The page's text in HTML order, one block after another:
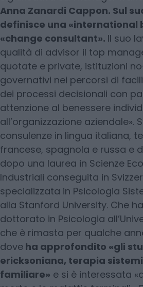
Anna Zanardi Cappon. Sul
definisce una «international
«change consultant». Il suo
qualità di advisor il top
quotate e private, istituzioni
governativi nei percorsi di
dei processi decisionali con
attenzione al benessere
all’organizzazione aziendale».
consulenze in lingua italiana,
francese, spagnola e russa e
dopo una laurea in Scienze
Industriali conseguita in
specializzata in Psicologia
alla Stanford University. Che
dottorato in Psicologia
che è rimasta per qualche
dove ha approfondito «gli
ericksoniana, terapia
familiare» e si è interessata